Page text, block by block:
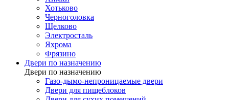
Хотьково
Черноголовка
Щелково
Электросталь
Яхрома
Фрязино
Двери по назначению
Двери по назначению
Газо-дымо-непроницаемые двери
Двери для пищеблоков